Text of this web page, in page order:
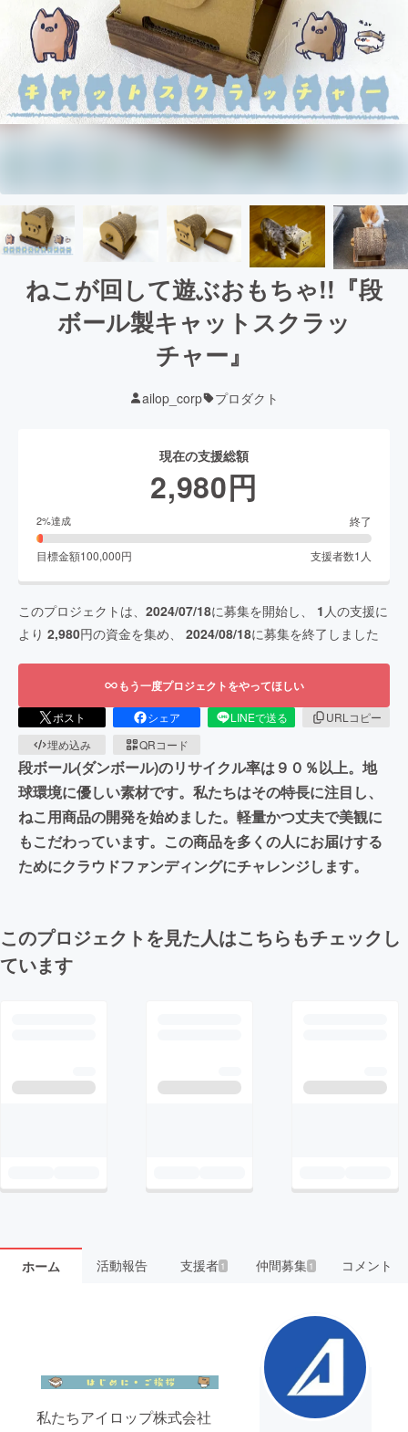
ねこが回して遊ぶおもちゃ!!『段
ボール製キャットスクラッ
チャー』
ailop_corp プロダクト
現在の支援総額
2,980円
2%達成 終了
目標金額100,000円 支援者数1 人
このプロジェクトは、 2024/07/18に募集を開始し、 1 人の支援に
より 2,980円の資金を集め、 2024/08/18に募集を終了しました
もう一度プロジェクトをやってほしい
ポスト シェア LINEで送る
URLコピー
埋め込み
QRコード
段ボール(ダンボール)のリサイクル率は９０％以上。地
球環境に優しい素材です。私たちはその特長に注目し、
ねこ用商品の開発を始めました。軽量かつ丈夫で美観に
もこだわっています。この商品を多くの人にお届けする
ためにクラウドファンディングにチャレンジします。
このプロジェクトを見た人はこちらもチェックし
ています
ホーム 活動報告 支援者 1 仲間募集 1 コメント
私たちアイロップ株式会社